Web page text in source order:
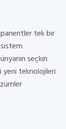
tek bir
seçkin
yeni teknolojileri